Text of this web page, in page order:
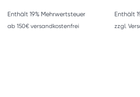
Enthält 19% Mehrwertsteuer
ab 150€ versandkostenfrei
Enthält
zzgl.